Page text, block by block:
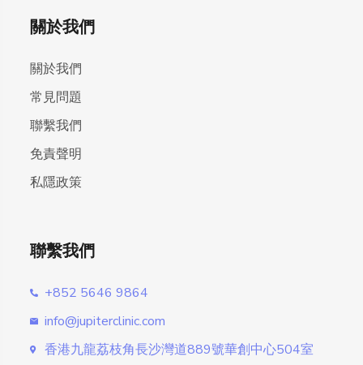
關於我們
關於我們
常見問題
聯繫我們
免責聲明
私隱政策
聯繫我們
+852 5646 9864
info@jupiterclinic.com
香港九龍荔枝角長沙灣道889號華創中心504室